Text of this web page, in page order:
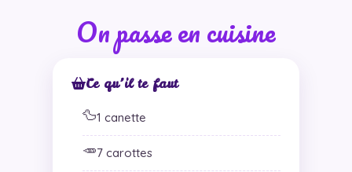
On passe en cuisine
Ce qu’il te faut
🦆1 canette
🥕7 carottes